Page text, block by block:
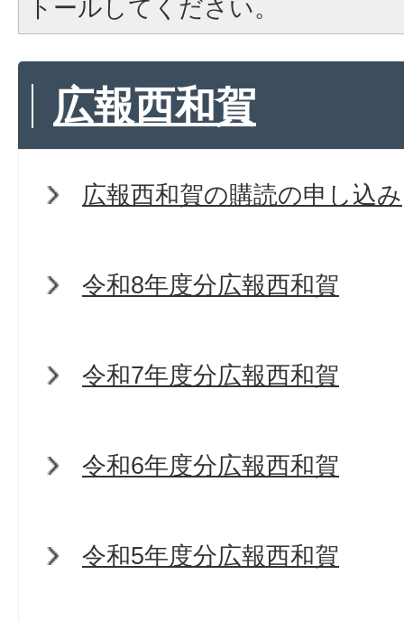
トールしてください。
広報西和賀
広報西和賀の購読の申し込み
令和8年度分広報西和賀
令和7年度分広報西和賀
令和6年度分広報西和賀
令和5年度分広報西和賀